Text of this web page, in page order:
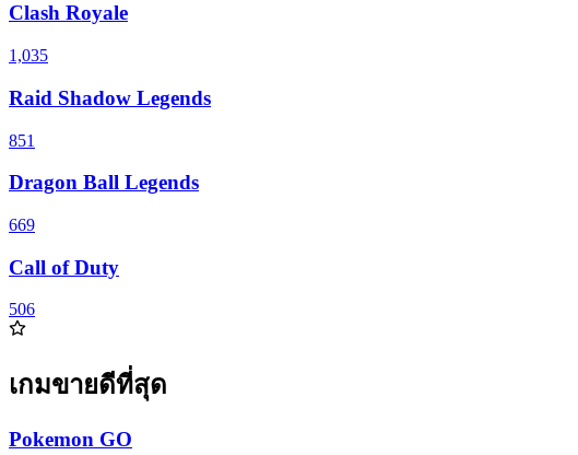
Clash Royale
1,035
Raid Shadow Legends
851
Dragon Ball Legends
669
Call of Duty
506
เกมขายดีที่สุด
Pokemon GO